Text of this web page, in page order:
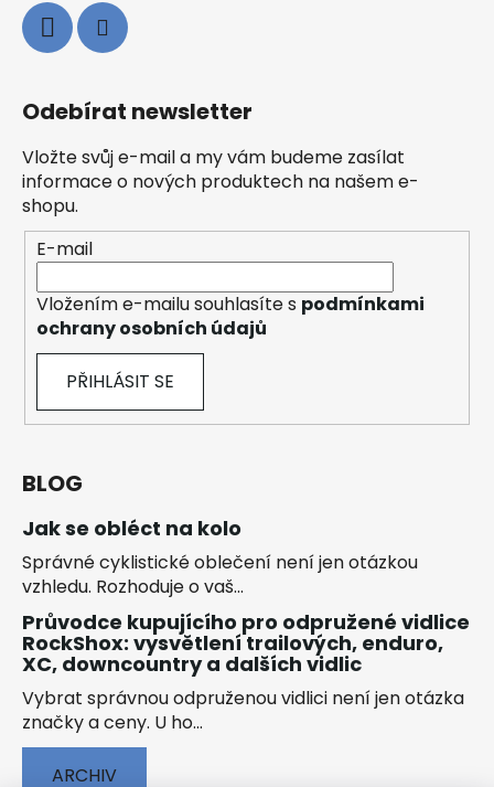
Odebírat newsletter
Vložte svůj e-mail a my vám budeme zasílat
informace o nových produktech na našem e-
shopu.
E-mail
Vložením e-mailu souhlasíte s podmínkami
ochrany osobních údajů
PŘIHLÁSIT SE
BLOG
Jak se obléct na kolo
Správné cyklistické oblečení není jen otázkou
vzhledu. Rozhoduje o vaš...
Průvodce kupujícího pro odpružené vidlice
RockShox: vysvětlení trailových, enduro,
XC, downcountry a dalších vidlic
Vybrat správnou odpruženou vidlici není jen otázka
značky a ceny. U ho...
ARCHIV